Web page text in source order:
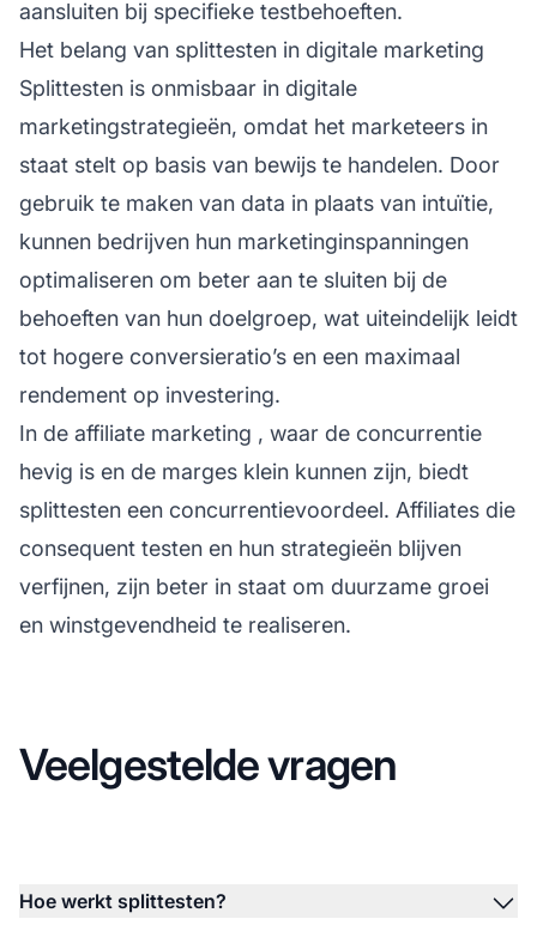
aansluiten bij specifieke testbehoeften.
Het belang van splittesten in digitale marketing
Splittesten is onmisbaar in digitale
marketingstrategieën, omdat het marketeers in
staat stelt op basis van bewijs te handelen. Door
gebruik te maken van data in plaats van intuïtie,
kunnen bedrijven hun marketinginspanningen
optimaliseren om beter aan te sluiten bij de
behoeften van hun doelgroep, wat uiteindelijk leidt
tot hogere conversieratio’s en een maximaal
rendement op investering.
In de affiliate marketing , waar de concurrentie
hevig is en de marges klein kunnen zijn, biedt
splittesten een concurrentievoordeel. Affiliates die
consequent testen en hun strategieën blijven
verfijnen, zijn beter in staat om duurzame groei
en winstgevendheid te realiseren.
Veelgestelde vragen
Hoe werkt splittesten?